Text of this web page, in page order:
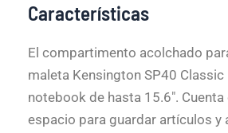
Características
El compartimento acolchado
maleta Kensington SP40
notebook de hasta 15.6″.
espacio para guardar artículos y